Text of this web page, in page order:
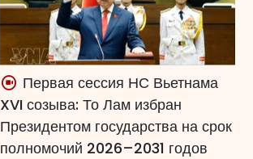
Первая сессия НС Вьетнама
XVI созыва: То Лам избран
Президентом государства на срок
полномочий 2026–2031 годов